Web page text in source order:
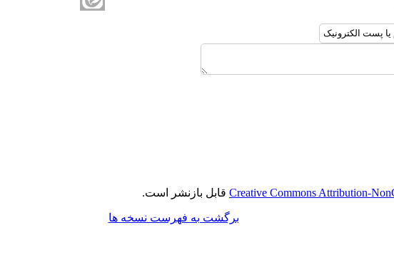
Creative Commons Attribution- قابل بازنشر است.
برگشت به فهرست نسخه ها